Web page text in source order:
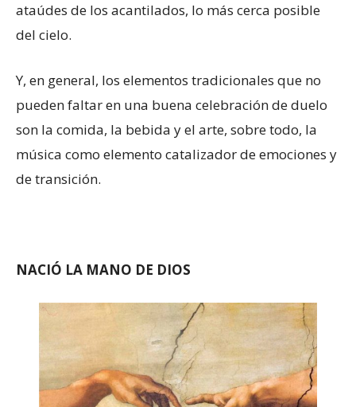
ataúdes de los acantilados, lo más cerca posible
del cielo.
Y, en general, los elementos tradicionales que no
pueden faltar en una buena celebración de duelo
son la comida, la bebida y el arte, sobre todo, la
música como elemento catalizador de emociones y
de transición.
NACIÓ LA MANO DE DIOS